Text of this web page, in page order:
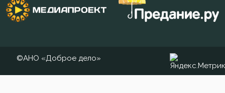
©АНО «Доброе дело»